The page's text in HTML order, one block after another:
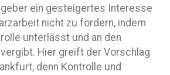
ein gesteigertes Interesse
nicht zu fördern, indem
unterlässt und an den
Hier greift der Vorschlag
denn Kontrolle und